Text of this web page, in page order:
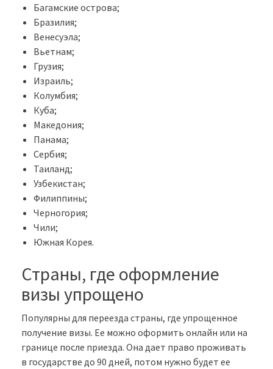
Багамские острова;
Бразилия;
Венесуэла;
Вьетнам;
Грузия;
Израиль;
Колумбия;
Куба;
Македония;
Панама;
Сербия;
Таиланд;
Узбекистан;
Филиппины;
Черногория;
Чили;
Южная Корея.
Страны, где оформление
визы упрощено
Популярны для переезда страны, где упрощенное
получение визы. Ее можно оформить онлайн или на
границе после приезда. Она дает право проживать
в государстве до 90 дней, потом нужно будет ее